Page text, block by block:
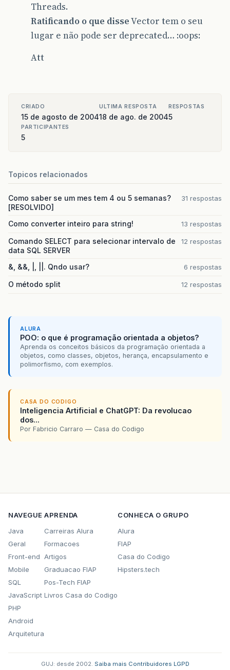
Threads.
Ratificando o que disseVector tem o seu
lugar e não pode ser deprecated… :oops:
Att
CRIADO
15 de agosto de 2004
ULTIMA RESPOSTA
18 de ago. de 2004
RESPOSTAS
5
PARTICIPANTES
5
Topicos relacionados
Como saber se um mes tem 4 ou 5 semanas?
[RESOLVIDO]
31 respostas
Como converter inteiro para string! 13 respostas
Comando SELECT para selecionar intervalo de
data SQL SERVER
12 respostas
&, &&, |, ||. Qndo usar? 6 respostas
O método split 12 respostas
ALURA
POO: o que é programação orientada a objetos?
Aprenda os conceitos básicos da programação orientada a
objetos, como classes, objetos, herança, encapsulamento e
polimorfismo, com exemplos.
CASA DO CODIGO
Inteligencia Artificial e ChatGPT: Da revolucao
dos...
Por Fabricio Carraro — Casa do Codigo
NAVEGUE
Java
Geral
Front-end
Mobile
SQL
JavaScript
PHP
Android
Arquitetura
APRENDA
Carreiras Alura
Formacoes
Artigos
Graduacao FIAP
Pos-Tech FIAP
Livros Casa do Codigo
CONHECA O GRUPO
Alura
FIAP
Casa do Codigo
Hipsters.tech
GUJ: desde 2002. Saiba mais Contribuidores LGPD